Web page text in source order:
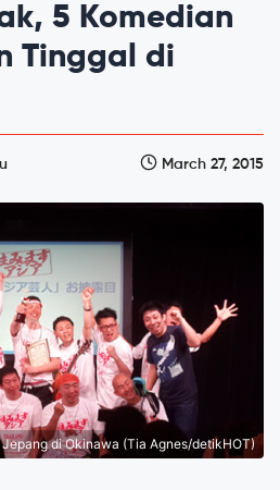
5 Komedian
Tinggal di
March 27, 2015
di Okinawa (Tia Agnes/detikHOT)